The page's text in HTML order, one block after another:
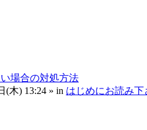
場合の対処方法
(木) 13:24 » in はじめにお読み下